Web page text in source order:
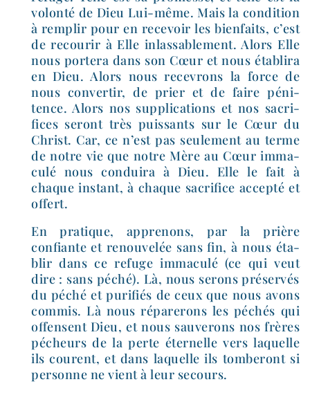
volon­té de Dieu Lui-​même. Mais la condi­tion
à rem­plir pour en rece­voir les bien­faits, c’est
de recou­rir à Elle inlas­sa­ble­ment. Alors Elle
nous por­te­ra dans son Cœur et nous éta­bli­ra
en Dieu. Alors nous rece­vrons la force de
nous conver­tir, de prier et de faire péni­
tence. Alors nos sup­pli­ca­tions et nos sacri­
fices seront très puis­sants sur le Cœur du
Christ. Car, ce n’est pas seule­ment au terme
de notre vie que notre Mère au Cœur imma­
cu­lé nous condui­ra à Dieu. Elle le fait à
chaque ins­tant, à chaque sacri­fice accep­té et
offert.
En pra­tique, appre­nons, par la prière
confiante et renou­ve­lée sans fin, à nous éta­
blir dans ce refuge imma­cu­lé (ce qui veut
dire : sans péché). Là, nous serons pré­ser­vés
du péché et puri­fiés de ceux que nous avons
com­mis. Là nous répa­re­rons les péchés qui
offensent Dieu, et nous sau­ve­rons nos frères
pécheurs de la perte éter­nelle vers laquelle
ils courent, et dans laquelle ils tom­be­ront si
per­sonne ne vient à leur secours.